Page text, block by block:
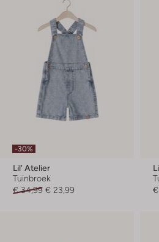
-30%
Lil' Atelier
Tuinbroek
€ 34,99 € 23,99